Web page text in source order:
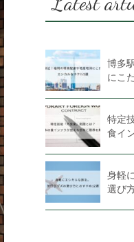
博多
にこ
特定
食イ
身軽
選び